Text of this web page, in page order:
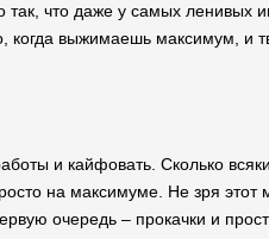
что даже у самых ленивых
когда выжимаешь максимум, и
и кайфовать. Сколько
на максимуме. Не зря этот
очередь – прокачки и